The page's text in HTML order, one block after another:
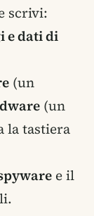
scrivi:
e dati di
(un
(un
la tastiera
e il